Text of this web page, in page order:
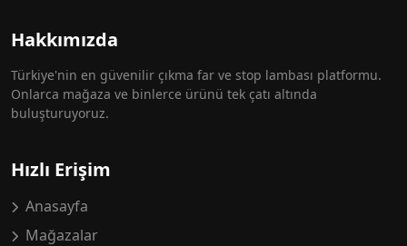
Hakkımızda
Türkiye'nin en güvenilir çıkma far ve stop lambası platformu.
Onlarca mağaza ve binlerce ürünü tek çatı altında
buluşturuyoruz.
Hızlı Erişim
Anasayfa
Mağazalar